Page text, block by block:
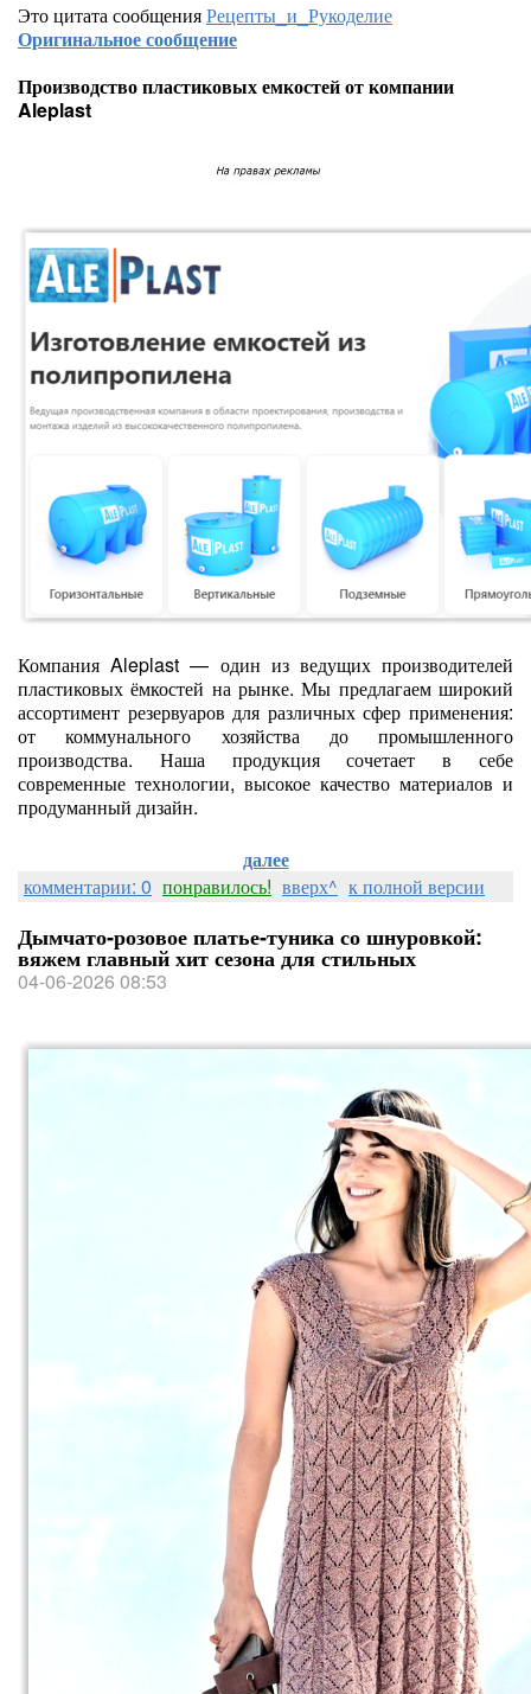
Это цитата сообщенияРецепты_и_Рукоделие
Оригинальное сообщение
Производство пластиковых емкостей от компании
Aleplast
Компания Aleplast — один из ведущих производителей
пластиковых ёмкостей на рынке. Мы предлагаем широкий
ассортимент резервуаров для различных сфер применения:
от коммунального хозяйства до промышленного
производства. Наша продукция сочетает в себе
современные технологии, высокое качество материалов и
продуманный дизайн.
далее
комментарии: 0 понравилось! вверх^ к полной версии
Дымчато‑розовое платье‑туника со шнуровкой:
вяжем главный хит сезона для стильных
04-06-2026 08:53